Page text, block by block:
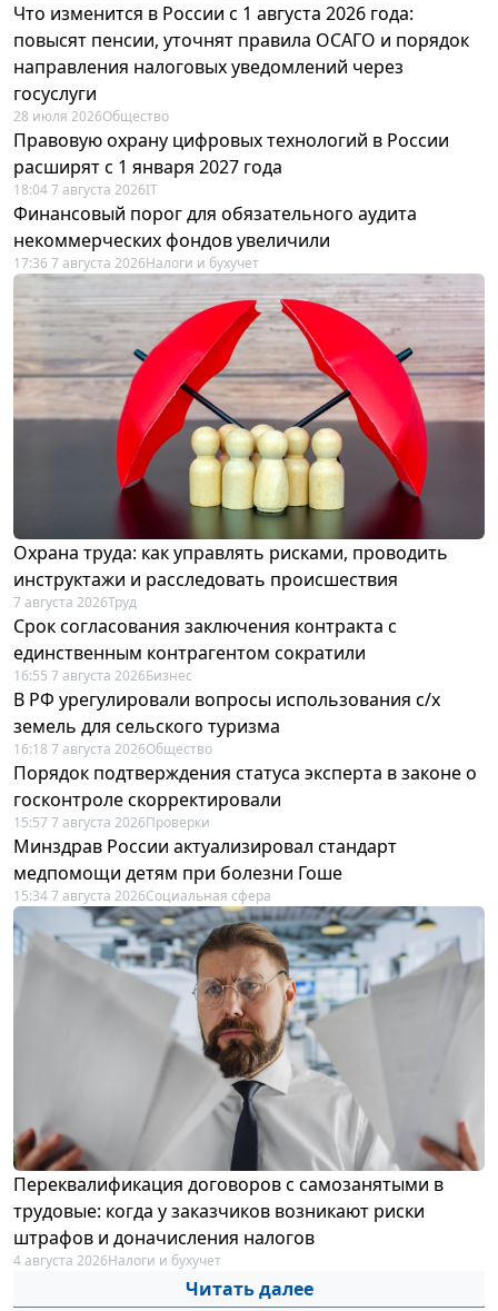
Что изменится в России с 1 августа 2026 года:
повысят пенсии, уточнят правила ОСАГО и порядок
направления налоговых уведомлений через
госуслуги
28 июля 2026Общество
Правовую охрану цифровых технологий в России
расширят с 1 января 2027 года
18:04 7 августа 2026IT
Финансовый порог для обязательного аудита
некоммерческих фондов увеличили
17:36 7 августа 2026Налоги и бухучет
Охрана труда: как управлять рисками, проводить
инструктажи и расследовать происшествия
7 августа 2026Труд
Срок согласования заключения контракта с
единственным контрагентом сократили
16:55 7 августа 2026Бизнес
В РФ урегулировали вопросы использования с/х
земель для сельского туризма
16:18 7 августа 2026Общество
Порядок подтверждения статуса эксперта в законе о
госконтроле скорректировали
15:57 7 августа 2026Проверки
Минздрав России актуализировал стандарт
медпомощи детям при болезни Гоше
15:34 7 августа 2026Социальная сфера
Переквалификация договоров с самозанятыми в
трудовые: когда у заказчиков возникают риски
штрафов и доначисления налогов
4 августа 2026Налоги и бухучет
Читать далее